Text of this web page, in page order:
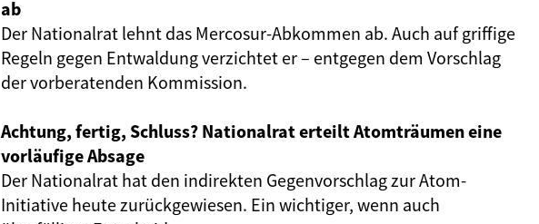
ab
Der Nationalrat lehnt das Mercosur-Abkommen ab. Auch auf griffige
Regeln gegen Entwaldung verzichtet er – entgegen dem Vorschlag
der vorberatenden Kommission.
Achtung, fertig, Schluss? Nationalrat erteilt Atomträumen eine
vorläufige Absage
Der Nationalrat hat den indirekten Gegenvorschlag zur Atom-
Initiative heute zurückgewiesen. Ein wichtiger, wenn auch